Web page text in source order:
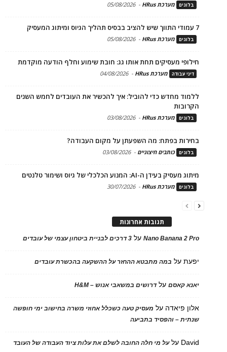
בלוגים מערכת HRus -
05/08/2026
7 עמודי התווך שיש להציב בבסיס תהליך הגיוס ומיתוג המעסיק
בלוגים מערכת HRus -
05/08/2026
חילופי מעסיקים תחת אותו גג: חובת שימוע וחלף הודעה מוקדמת
דיני עבודה מערכת HRus -
04/08/2026
ללמוד מחדש כדי להוביל: איך להכשיר את העובדים לחמש השנים
הקרובות
בלוגים מערכת HRus -
03/08/2026
בחירות בפתח: מה השפעתן על מקום העבודה?
בלוגים כותבים חיצוניים -
03/08/2026
מיתוג מעסיק בעידן ה-AI: המנוע הכלכלי של גיוס ושימור טלנטים
בלוגים מערכת HRus -
30/07/2026
תגובות אחרונות
Nano Banana 2 Proעל 3 דרכים לבניית ביטחון עצמי של עובדים
יפעתעל במה מתבטא ההחזר על ההשקעה בהכשרת עובדים
יאנא קאסםעלדרושים במשאבי אנוש – H&M
אלון פיאדה על מעסיק טעה כשכלל אחוזי משרה בחישוב ימי חופשה
שנתית – והפסיד בתביעה
David עלעל מי חלה החובה לשלם את עלות ציוד העבודה של העובד